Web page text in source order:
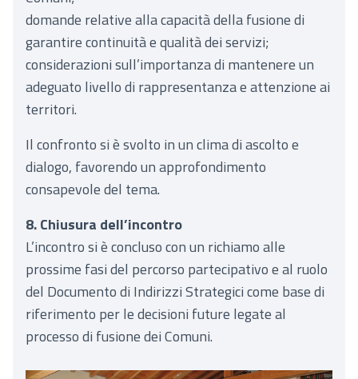
domande relative alla capacità della fusione di
garantire continuità e qualità dei servizi;
considerazioni sull’importanza di mantenere un
adeguato livello di rappresentanza e attenzione ai
territori.
Il confronto si è svolto in un clima di ascolto e
dialogo, favorendo un approfondimento
consapevole del tema.
8. Chiusura dell’incontro
L’incontro si è concluso con un richiamo alle
prossime fasi del percorso partecipativo e al ruolo
del Documento di Indirizzi Strategici come base di
riferimento per le decisioni future legate al
processo di fusione dei Comuni.